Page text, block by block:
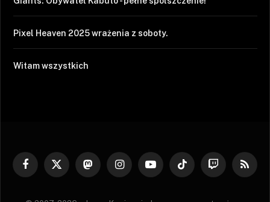
Pixel Heaven 2025 wrażenia z soboty.
Witam wszystkich
Facebook
X
MastodonInstagramYouTubeTikTok Twitch RSS